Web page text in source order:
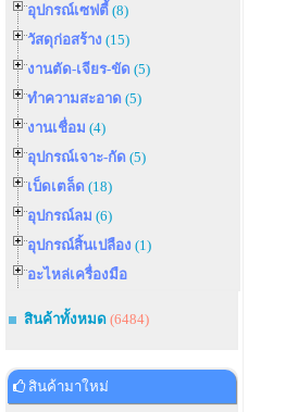
อุปกรณ์เซฟตี้ (8)
วัสดุก่อสร้าง (15)
งานตัด-เจียร-ขัด (5)
ทำความสะอาด (5)
งานเชื่อม (4)
อุปกรณ์เจาะ-กัด (5)
เบ็ดเตล็ด (18)
อุปกรณ์ลม (6)
อุปกรณ์สิ้นเปลือง (1)
อะไหล่เครื่องมือ
สินค้าทั้งหมด (6484)
สินค้ามาใหม่